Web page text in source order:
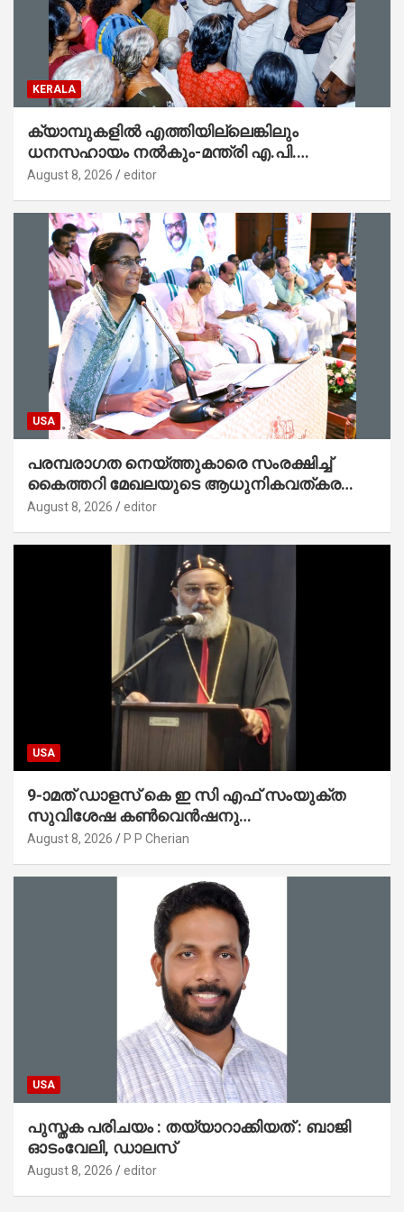
KERALA
ക്യാമ്പുകളിൽ എത്തിയില്ലെങ്കിലും
ധനസഹായം നൽകും-മന്ത്രി എ.പി.
അനിൽകുമാർ
August 8, 2026 editor
USA
പരമ്പരാഗത നെയ്ത്തുകാരെ സംരക്ഷിച്ച്
കൈത്തറി മേഖലയുടെ ആധുനികവത്കരണം
സാധ്യമാക്കും : ഡെപ്യൂട്ടി സ്പീക്കർ
August 8, 2026 editor
USA
9-ാമത് ഡാളസ് കെ ഇ സി എഫ് സംയുക്ത
സുവിശേഷ കൺവെൻഷനു
പ്രാർത്ഥനാനിർഭരമായ തുടക്കം
August 8, 2026 P P Cherian
USA
പുസ്തക പരിചയം : തയ്യാറാക്കിയത് : ബാജി
ഓടംവേലി, ഡാലസ്
August 8, 2026 editor